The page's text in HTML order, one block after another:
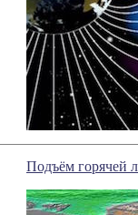
Подъём горячей